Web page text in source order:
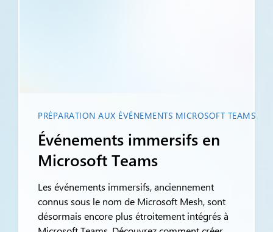
PRÉPARATION AUX ÉVÉNEMENTS MICROSOFT TEAMS
Événements immersifs en
Microsoft Teams
Les événements immersifs, anciennement
connus sous le nom de Microsoft Mesh, sont
désormais encore plus étroitement intégrés à